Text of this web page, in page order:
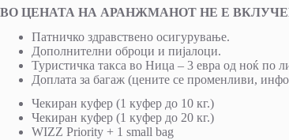
ВО ЦЕНАТА НА АРАНЖМАНОТ НЕ Е
Патничко здравствено осигурување.
Дополнителни оброци и пијалоци.
Туристичка такса во Ница – 3 евра од ноќ по
Доплата за багаж (цените се променливи,
Чекиран куфер (1 куфер до 10 кг.)
Чекиран куфер (1 куфер до 20 кг.)
WIZZ Priority + 1 small bag